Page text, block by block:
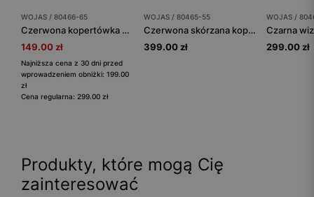
WOJAS / 80466-65
Czerwona kopertówka z weluru
149.00 zł
Najniższa cena z 30 dni przed
wprowadzeniem obniżki: 199.00
zł
Cena regularna: 299.00 zł
WOJAS / 80465-55
Czerwona skórzana kopertówka damska
399.00 zł
WOJAS /
299.00 zł
Produkty, które mogą Cię
zainteresować